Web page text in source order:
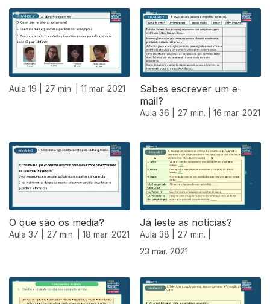
Aula 19 | 27 min. | 11 mar. 2021
Sabes escrever um e-
mail?
Aula 36 | 27 min. | 16 mar. 2021
530856
O que são os media?
Aula 37 | 27 min. | 18 mar. 2021
Já leste as notícias?
Aula 38 |
27 min. |
23 mar. 2021